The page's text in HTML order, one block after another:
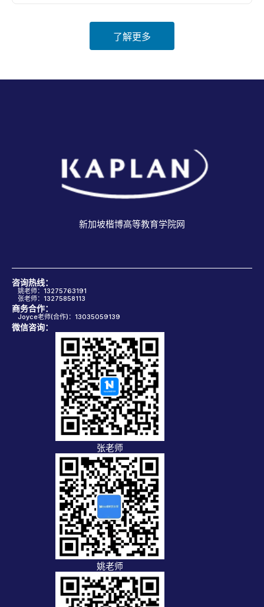
了解更多
新加坡楷博高等教育学院网
咨询热线：
姚老师：13275763191
张老师：13275858113
商务合作：
Joyce老师(合作)：13035059139
微信咨询：
张老师
姚老师